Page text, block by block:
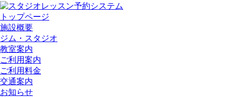
トップページ
施設概要
ジム・スタジオ
教室案内
ご利用案内
ご利用料金
交通案内
お知らせ